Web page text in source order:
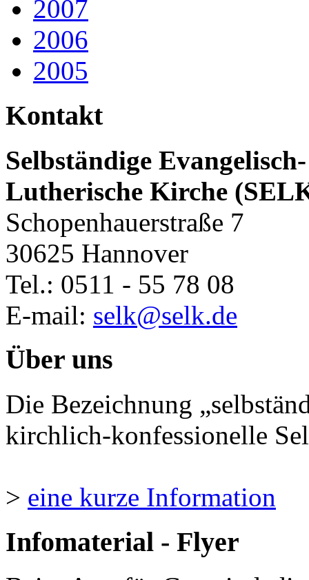
2007
2006
2005
Kontakt
Selbständige Evangelisch-
Lutherische Kirche
Schopenhauerstraße 7
30625 Hannover
Tel.: 0511 - 55 78 08
E-mail: selk@selk.de
Über uns
Die Bezeichnung
kirchlich-konfessionelle
> eine kurze Information
Infomaterial - Flyer